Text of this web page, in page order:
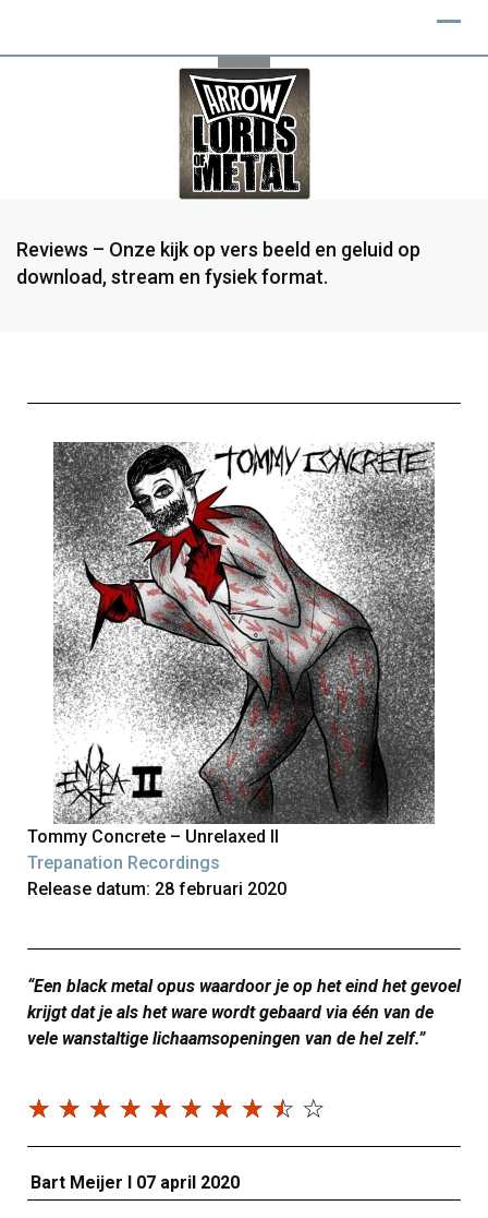
Reviews – Onze kijk op vers beeld en geluid op
download, stream en fysiek format.
Tommy Concrete – Unrelaxed II
Trepanation Recordings
Release datum: 28 februari 2020
“Een black metal opus waardoor je op het eind het gevoel
krijgt dat je als het ware wordt gebaard via één van de
vele wanstaltige lichaamsopeningen van de hel zelf.”
☆ ☆ ☆ ☆ ☆ ☆ ☆ ☆ ☆ ☆
Bart Meijer I 07 april 2020